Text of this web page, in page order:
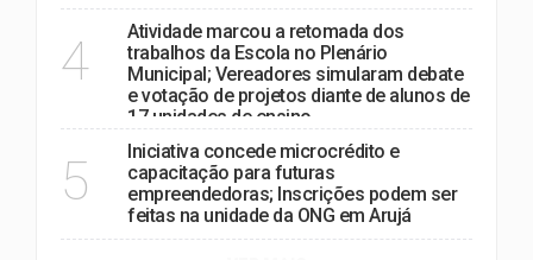
4
Atividade marcou a retomada dos
trabalhos da Escola no Plenário
Municipal; Vereadores simularam debate
e votação de projetos diante de alunos de
17 unidades de ensino
5
Iniciativa concede microcrédito e
capacitação para futuras
empreendedoras; Inscrições podem ser
feitas na unidade da ONG em Arujá